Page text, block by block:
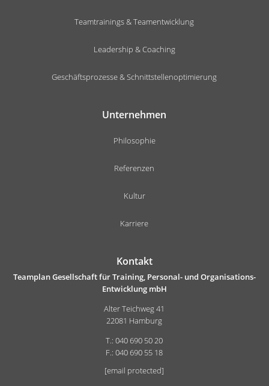
Teamtrainings & Teamentwicklung
Leadership & Coaching
Geschäftsprozesse & Schnittstellenoptimierung
Unternehmen
Philosophie
Referenzen
Kultur
Karriere
Kontakt
Teamplan Gesellschaft für Training, Personal- und Organisations-
Entwicklung mbH
Alter Teichweg 41
22081 Hamburg
T.: 040 690 50 20
F.: 040 690 55 18
[email protected]